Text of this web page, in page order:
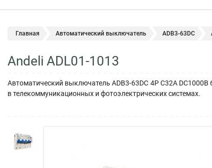
Главная Автоматический выключатель ADB3-63DC
Andeli ADL01-1013
Автоматический выключатель ADB3-63DC 4P C32A DC1000В
в телекоммуникационных и фотоэлектрических системах.